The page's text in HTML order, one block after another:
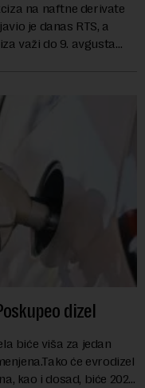
na naftne derivate
je danas RTS, a
važi do 9. avgusta
dizel
biće viša za jedan
će evrodizel
kao i dosad, biće 202